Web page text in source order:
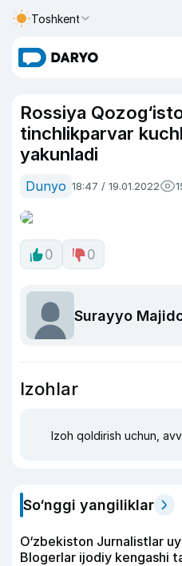
Toshkent
Rossiya
tinchlikparvar
yakunladi
Dunyo 18:47 / 19.01.2022
0 0
Surayyo
Izohlar
Izoh qoldirish uchun,
So‘nggi yangiliklar
O‘zbekiston Jurnalistlar
Blogerlar ijodiy kengashi